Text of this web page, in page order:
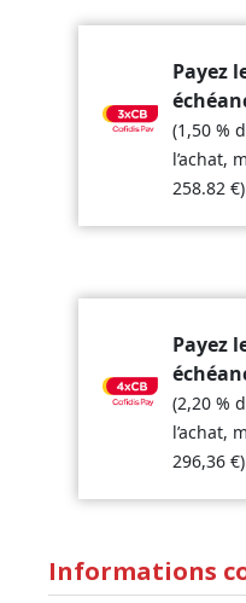
Payez
(1,50 %
l’achat,
258.82€)
Payez
(2,20 %
l’achat,
296,36€)
Informations